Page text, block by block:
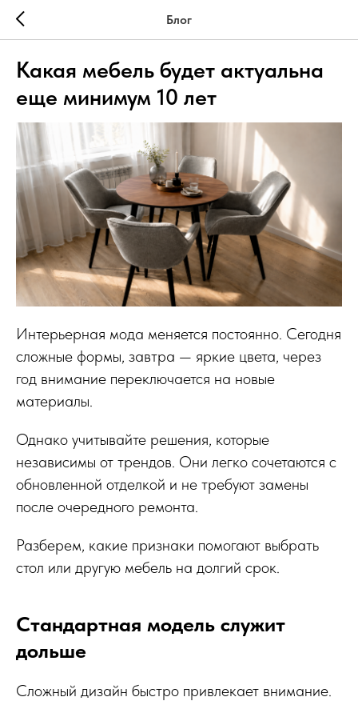
Блог
Какая мебель будет актуальна
еще минимум 10 лет
Интерьерная мода меняется постоянно. Сегодня
сложные формы, завтра — яркие цвета, через
год внимание переключается на новые
материалы.
Однако учитывайте решения, которые
независимы от трендов. Они легко сочетаются с
обновленной отделкой и не требуют замены
после очередного ремонта.
Разберем, какие признаки помогают выбрать
стол или другую мебель на долгий срок.
Стандартная модель служит
дольше
Сложный дизайн быстро привлекает внимание.